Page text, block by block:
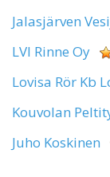
Jalasjärven
LVI Rinne Oy
Lovisa Rör Kb
Kouvolan
Juho Koskinen